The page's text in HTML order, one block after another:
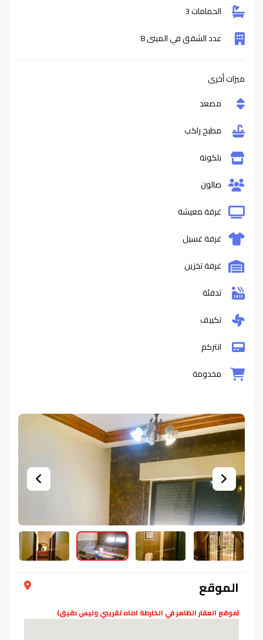
الموقع
(موقع العقار الظاهر في الخارطة ادناه تقريبي وليس دقيق)
الحمامات 3
عدد الشقق في المبنى 8
ميزات أخرى
مصعد
مطبخ راكب
بلكونة
صالون
غرفة معيشة
غرفة غسيل
غرفة تخزين
تدفئة
تكييف
انتركم
مخدومة